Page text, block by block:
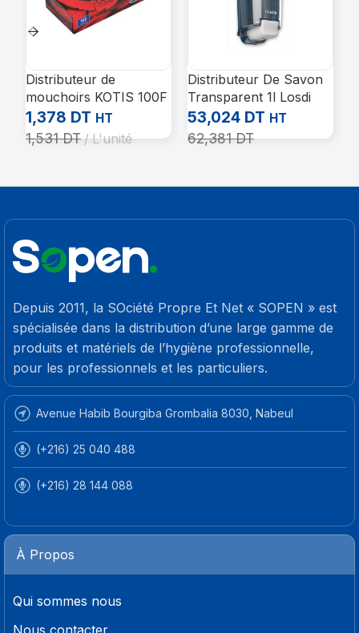
Distributeur de
mouchoirs KOTIS 100F
(Carton de 15 paquets)
1,378 DT HT
1,531DT L'unité
Distributeur De Savon
Transparent 1l Losdi
Cj1006
53,024 DT HT
62,381DT
Depuis 2011, la SOciété Propre Et Net « SOPEN » est
spécialisée dans la distribution d’une large gamme de
produits et matériels de l’hygiène professionnelle,
pour les professionnels et les particuliers.
Avenue Habib Bourgiba Grombalia 8030, Nabeul
(+216) 25 040 488
(+216) 28 144 088
À Propos
Qui sommes nous
Nous contacter